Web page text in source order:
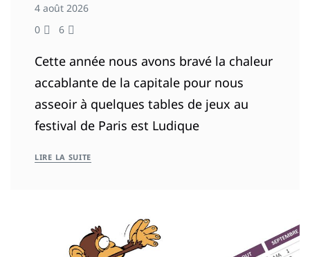
4 août 2026
0
6
Cette année nous avons bravé la chaleur
accablante de la capitale pour nous
asseoir à quelques tables de jeux au
festival de Paris est Ludique
LIRE LA SUITE